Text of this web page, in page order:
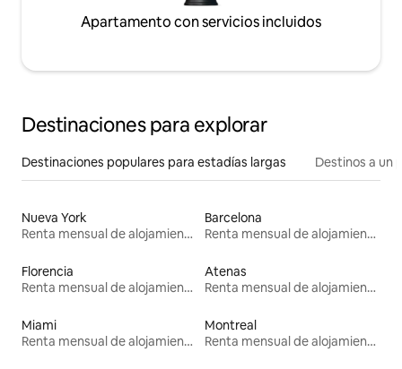
Apartamento con servicios incluidos
Destinaciones para explorar
Destinaciones populares para estadías largas Destinos a un
Nueva York
Renta mensual de alojamientos
Barcelona
Renta mensual de alojamientos
Florencia
Renta mensual de alojamientos
Atenas
Renta mensual de alojamientos
Miami
Renta mensual de alojamientos
Montreal
Renta mensual de alojamientos